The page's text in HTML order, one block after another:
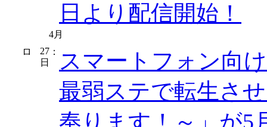
日より配信開始！
4月
27
日
：
スマートフォン向
最弱ステで転生さ
奉ります！～」が5